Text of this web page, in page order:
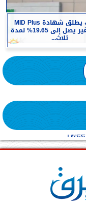
ميدبنك يطلق شهادة MID Plus
بعائد متغير يصل إلى 19.65% لمدة
ثلاث...